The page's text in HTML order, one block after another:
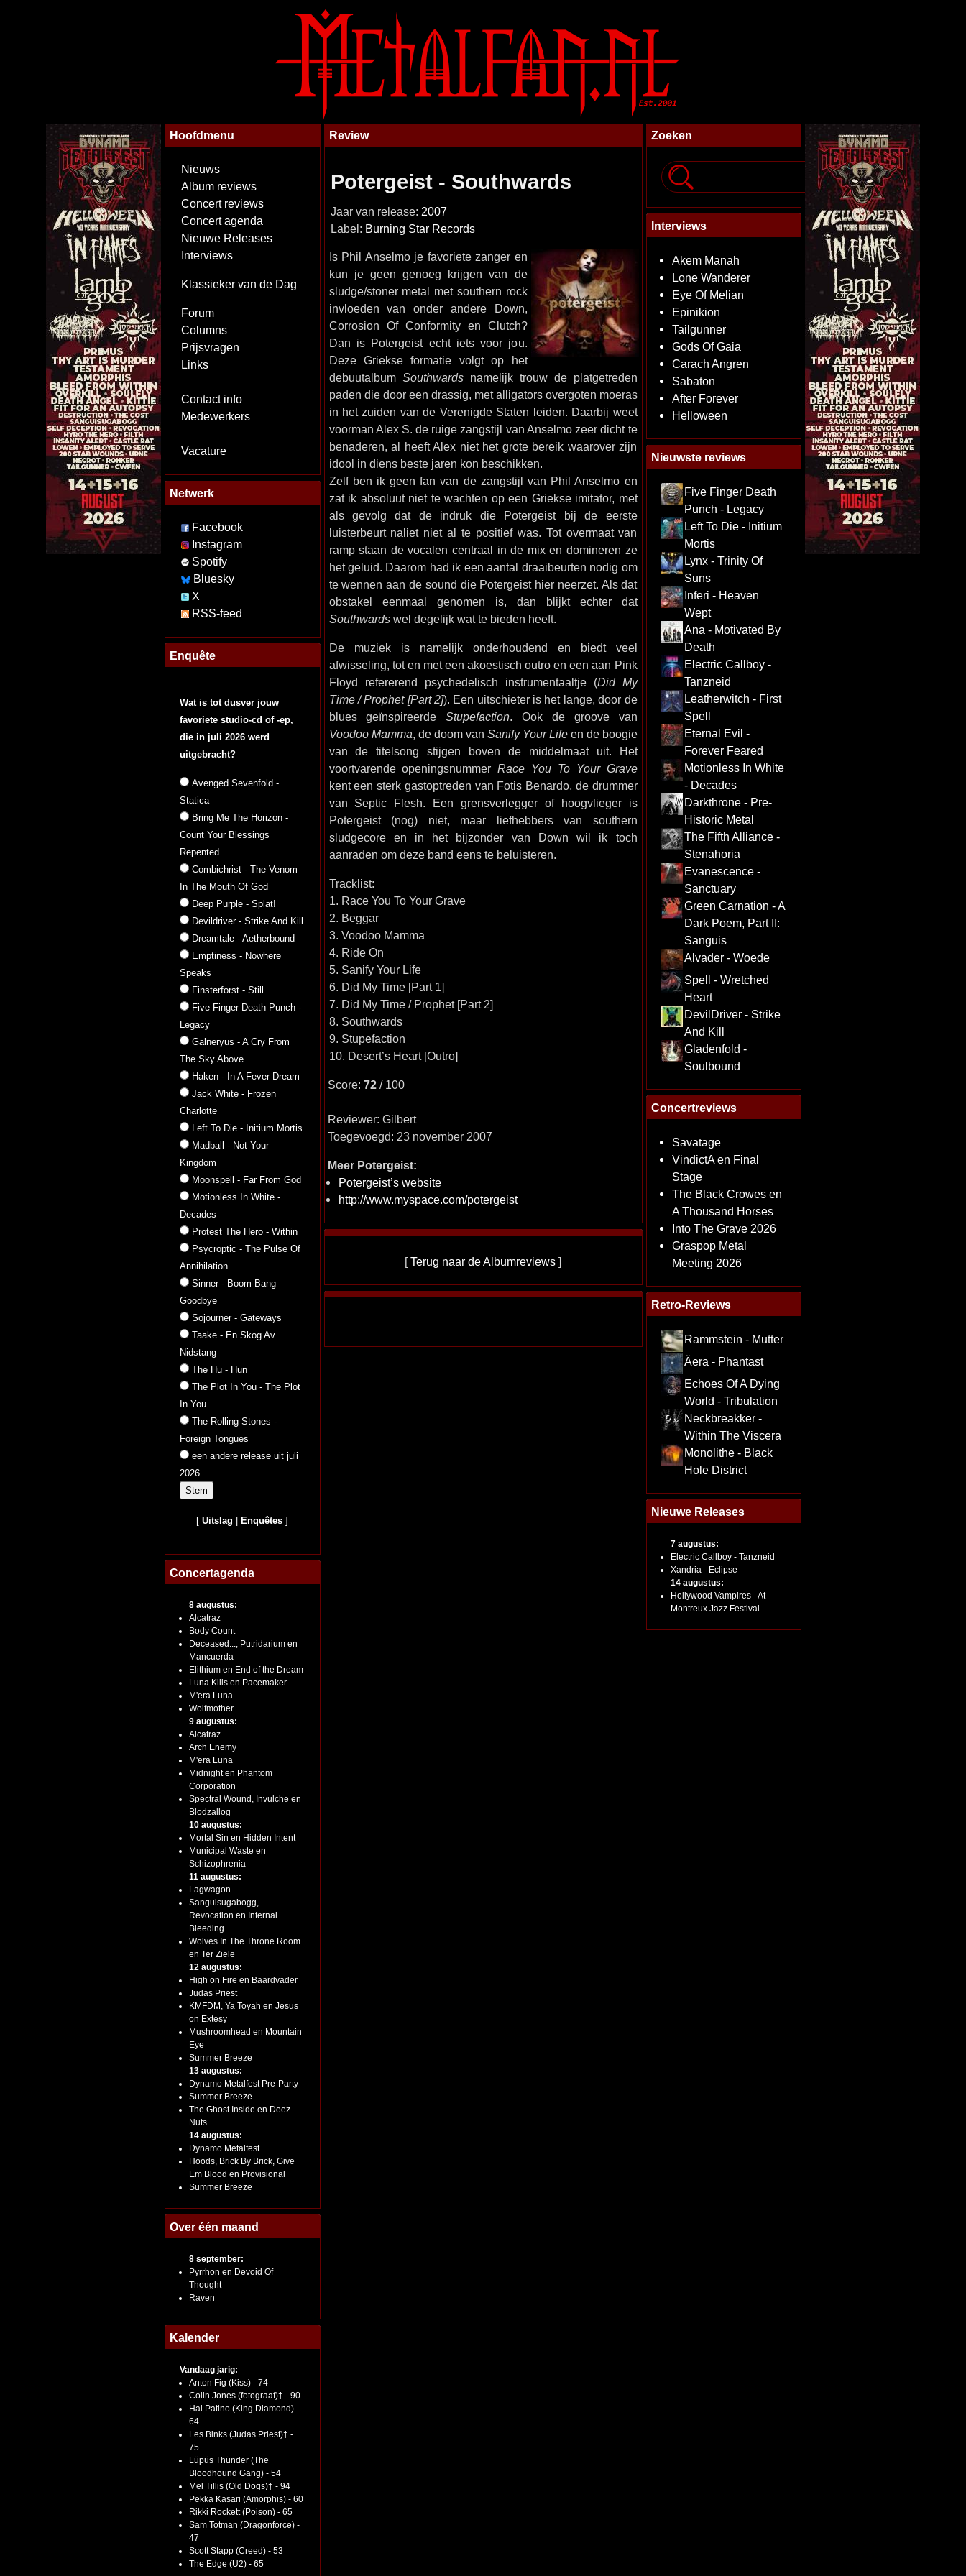
Hoofdmenu
Nieuws
Album reviews
Concert reviews
Concert agenda
Nieuwe Releases
Interviews
Klassieker van de Dag
Forum
Columns
Prijsvragen
Links
Contact info
Medewerkers
Vacature
Netwerk
Facebook
Instagram
Spotify
Bluesky
X
RSS-feed
Enquête
Wat is tot dusver jouw
favoriete studio-cd of -ep,
die in juli 2026 werd
uitgebracht?
Avenged Sevenfold -
Statica
Bring Me The Horizon -
Count Your Blessings
Repented
Combichrist - The Venom
In The Mouth Of God
Deep Purple - Splat!
Devildriver - Strike And Kill
Dreamtale - Aetherbound
Emptiness - Nowhere
Speaks
Finsterforst - Still
Five Finger Death Punch -
Legacy
Galneryus - A Cry From
The Sky Above
Haken - In A Fever Dream
Jack White - Frozen
Charlotte
Left To Die - Initium Mortis
Madball - Not Your
Kingdom
Moonspell - Far From God
Motionless In White -
Decades
Protest The Hero - Within
Psycroptic - The Pulse Of
Annihilation
Sinner - Boom Bang
Goodbye
Sojourner - Gateways
Taake - En Skog Av
Nidstang
The Hu - Hun
The Plot In You - The Plot
In You
The Rolling Stones -
Foreign Tongues
een andere release uit juli
2026
[Uitslag Enquêtes ]
Concertagenda
8 augustus:
Alcatraz
Body Count
Deceased..., Putridarium en
Mancuerda
Elithium en End of the Dream
Luna Kills en Pacemaker
M'era Luna
Wolfmother
9 augustus:
Alcatraz
Arch Enemy
M'era Luna
Midnight en Phantom
Corporation
Spectral Wound, Invulche en
Blodzallog
10 augustus:
Mortal Sin en Hidden Intent
Municipal Waste en
Schizophrenia
11 augustus:
Lagwagon
Sanguisugabogg,
Revocation en Internal
Bleeding
Wolves In The Throne Room
en Ter Ziele
12 augustus:
High on Fire en Baardvader
Judas Priest
KMFDM, Ya Toyah en Jesus
on Extesy
Mushroomhead en Mountain
Eye
Summer Breeze
13 augustus:
Dynamo Metalfest Pre-Party
Summer Breeze
The Ghost Inside en Deez
Nuts
14 augustus:
Dynamo Metalfest
Hoods, Brick By Brick, Give
Em Blood en Provisional
Summer Breeze
Over één maand
8 september:
Pyrrhon en Devoid Of
Thought
Raven
Kalender
Vandaag jarig:
Anton Fig (Kiss) - 74
Colin Jones (fotograaf)† - 90
Hal Patino (King Diamond) -
64
Les Binks (Judas Priest)† -
75
Lüpüs Thünder (The
Bloodhound Gang) - 54
Mel Tillis (Old Dogs)† - 94
Pekka Kasari (Amorphis) - 60
Rikki Rockett (Poison) - 65
Sam Totman (Dragonforce) -
47
Scott Stapp (Creed) - 53
The Edge (U2) - 65
Review
Potergeist - Southwards
Jaar van release: 2007
Label: Burning Star Records
Is Phil Anselmo je favoriete zanger en
kun je geen genoeg krijgen van de
sludge/stoner metal met southern rock
invloeden van onder andere Down,
Corrosion Of Conformity en Clutch?
Dan is Potergeist echt iets voor jou.
Deze Griekse formatie volgt op het
debuutalbum Southwardsnamelijk trouw de platgetreden
paden die door een drassig, met alligators overgoten moeras
in het zuiden van de Verenigde Staten leiden. Daarbij weet
voorman Alex S. de ruige zangstijl van Anselmo zeer dicht te
benaderen, al heeft Alex niet het grote bereik waarover zijn
idool in diens beste jaren kon beschikken.
Zelf ben ik geen fan van de zangstijl van Phil Anselmo en
zat ik absoluut niet te wachten op een Griekse imitator, met
als gevolg dat de indruk die Potergeist bij de eerste
luisterbeurt naliet niet al te positief was. Tot overmaat van
ramp staan de vocalen centraal in de mix en domineren ze
het geluid. Daarom had ik een aantal draaibeurten nodig om
te wennen aan de sound die Potergeist hier neerzet. Als dat
obstakel eenmaal genomen is, dan blijkt echter dat
Southwardswel degelijk wat te bieden heeft.
De muziek is namelijk onderhoudend en biedt veel
afwisseling, tot en met een akoestisch outro en een aan Pink
Floyd refererend psychedelisch instrumentaaltje (Did My
Time / Prophet [Part 2]). Een uitschieter is het lange, door de
blues geïnspireerdeStupefaction. Ook de groove van
Voodoo Mamma, de doom van Sanify Your Lifeen de boogie
van de titelsong stijgen boven de middelmaat uit. Het
voortvarende openingsnummerRace You To Your Grave
kent een sterk gastoptreden van Fotis Benardo, de drummer
van Septic Flesh. Een grensverlegger of hoogvlieger is
Potergeist (nog) niet, maar liefhebbers van southern
sludgecore en in het bijzonder van Down wil ik toch
aanraden om deze band eens te beluisteren.
Tracklist:
1. Race You To Your Grave
2. Beggar
3. Voodoo Mamma
4. Ride On
5. Sanify Your Life
6. Did My Time [Part 1]
7. Did My Time / Prophet [Part 2]
8. Southwards
9. Stupefaction
10. Desert’s Heart [Outro]
Score: 72/ 100
Reviewer: Gilbert
Toegevoegd: 23 november 2007
Meer Potergeist:
Potergeist’s website
http://www.myspace.com/potergeist
[Terug naar de Albumreviews ]
Zoeken
Interviews
Akem Manah
Lone Wanderer
Eye Of Melian
Epinikion
Tailgunner
Gods Of Gaia
Carach Angren
Sabaton
After Forever
Helloween
Nieuwste reviews
Five Finger Death
Punch - Legacy
Left To Die - Initium
Mortis
Lynx - Trinity Of
Suns
Inferi - Heaven
Wept
Ana - Motivated By
Death
Electric Callboy -
Tanzneid
Leatherwitch - First
Spell
Eternal Evil -
Forever Feared
Motionless In White
- Decades
Darkthrone - Pre-
Historic Metal
The Fifth Alliance -
Stenahoria
Evanescence -
Sanctuary
Green Carnation - A
Dark Poem, Part II:
Sanguis
Alvader - Woede
Spell - Wretched
Heart
DevilDriver - Strike
And Kill
Gladenfold -
Soulbound
Concertreviews
Savatage
VindictA en Final
Stage
The Black Crowes en
A Thousand Horses
Into The Grave 2026
Graspop Metal
Meeting 2026
Retro-Reviews
Rammstein - Mutter
Äera - Phantast
Echoes Of A Dying
World - Tribulation
Neckbreakker -
Within The Viscera
Monolithe - Black
Hole District
Nieuwe Releases
7 augustus:
Electric Callboy - Tanzneid
Xandria - Eclipse
14 augustus:
Hollywood Vampires - At
Montreux Jazz Festival